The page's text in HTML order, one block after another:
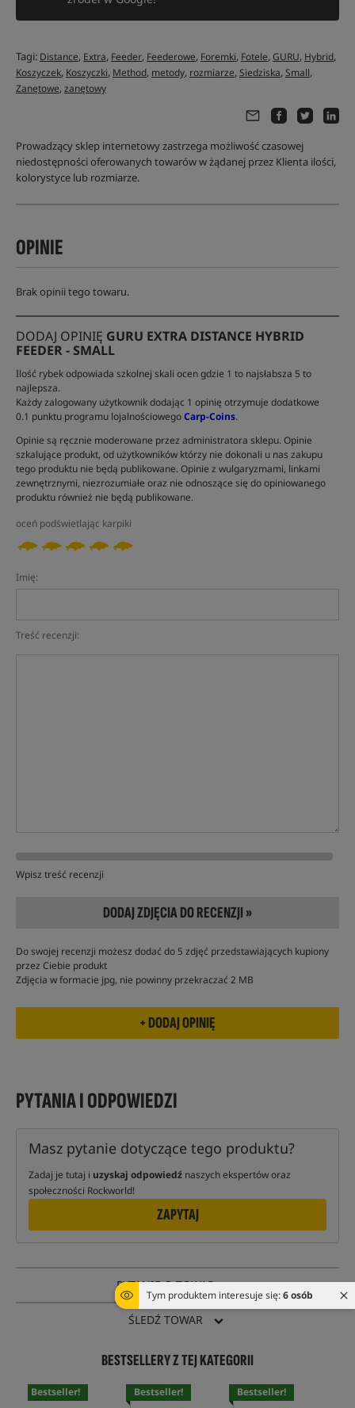
Tym produktem interesuje się:6 osób
Tagi: Distance, Extra, Feeder, Feederowe, Foremki, Fotele,GURU, Hybrid,
Koszyczek, Koszyczki, Method, metody, rozmiarze,Siedziska,Small,
Zanętowe,zanętowy
Prowadzący sklep internetowy zastrzega możliwość czasowej
niedostępności oferowanych towarów w żądanej przez Klienta ilości,
kolorystyce lub rozmiarze.
OPINIE
Brak opinii tego towaru.
DODAJ OPINIĘ GURU EXTRA DISTANCE HYBRID
FEEDER - SMALL
Ilość rybek odpowiada szkolnej skali ocen gdzie 1 to najsłabsza 5 to
najlepsza.
Każdy zalogowany użytkownik dodając 1 opinię otrzymuje dodatkowe
0.1 punktu programu lojalnościowegoCarp-Coins.
Opinie są ręcznie moderowane przez administratora sklepu. Opinie
szkalujące produkt, od użytkowników którzy nie dokonali u nas zakupu
tego produktu nie będą publikowane. Opinie z wulgaryzmami, linkami
zewnętrznymi, niezrozumiałe oraz nie odnoszące się do opiniowanego
produktu również nie będą publikowane.
oceń podświetlając karpiki
Imię:
Treść recenzji:
Wpisz treść recenzji
DODAJ ZDJĘCIA DO RECENZJI »
Do swojej recenzji możesz dodać do 5 zdjęć przedstawiających kupiony
przez Ciebie produkt
Zdjęcia w formacie jpg, nie powinny przekraczać 2 MB
PYTANIA I ODPOWIEDZI
Masz pytanie dotyczące tego produktu?
Zadaj je tutaj i uzyskaj odpowiedź naszych ekspertów oraz
społeczności Rockworld!
ZAPYTAJ
PYTANIE O TOWAR
ŚLEDŹ TOWAR
BESTSELLERY Z TEJ KATEGORII
Bestseller! Bestseller! Bestseller!